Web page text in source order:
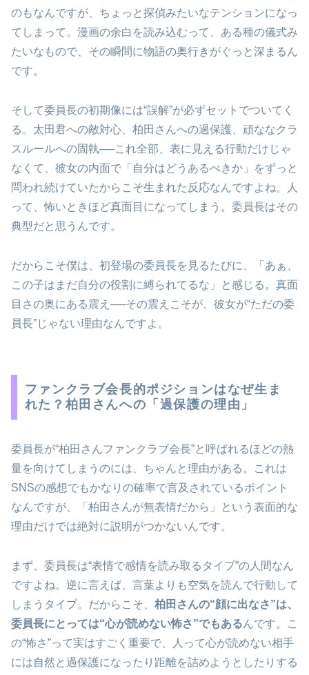
のもなんですが、ちょっと探偵みたいなテンションになっ
てしまって。漫画の余白を読み込むって、ある種の儀式み
たいなもので、その瞬間に物語の奥行きがぐっと深まるん
です。
そして委員長の初期像には“誤解”が必ずセットでついてく
る。太田君への敵対心、柏田さんへの過保護、頑ななクラ
スルールへの固執──これ全部、表に見える行動だけじゃ
なくて、彼女の内面で「自分はどうあるべきか」をずっと
問われ続けていたからこそ生まれた反応なんですよね。人
って、怖いときほど真面目になってしまう。委員長はその
典型だと思うんです。
だからこそ僕は、初登場の委員長を見るたびに、「あぁ、
この子はまだ自分の役割に縛られてるな」と感じる。真面
目さの奥にある震え──その震えこそが、彼女が“ただの委
員長”じゃない理由なんですよ。
ファンクラブ会長的ポジションはなぜ生ま
れた？柏田さんへの「過保護の理由」
委員長が“柏田さんファンクラブ会長”と呼ばれるほどの熱
量を向けてしまうのには、ちゃんと理由がある。これは
SNSの感想でもかなりの確率で言及されているポイント
なんですが、「柏田さんが無表情だから」という表面的な
理由だけでは絶対に説明がつかないんです。
まず、委員長は“表情で感情を読み取るタイプ”の人間なん
ですよね。逆に言えば、言葉よりも空気を読んで行動して
しまうタイプ。だからこそ、 柏田さんの“顔に出なさ”は、
委員長にとっては“心が読めない怖さ”でもあるんです。こ
の“怖さ”って実はすごく重要で、人って心が読めない相手
には自然と過保護になったり距離を詰めようとしたりする